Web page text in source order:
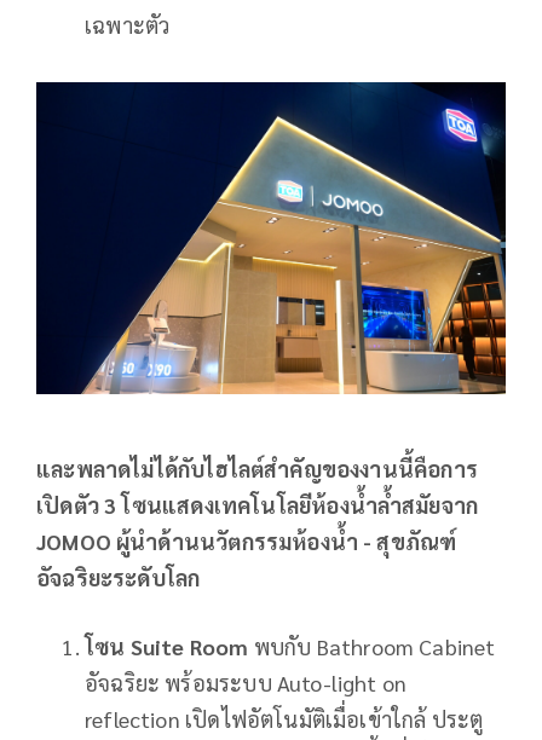
เฉพาะตัว
และพลาดไม่ได้กับไฮไลต์สำคัญของงานนี้คือการ
เปิดตัว3 โซนแสดงเทคโนโลยีห้องน้ำล้ำสมัยจาก
JOMOO ผู้นำด้านนวัตกรรมห้องน้ำ - สุขภัณฑ์
อัจฉริยะระดับโลก
โซน Suite Room พบกับ Bathroom Cabinet
อัจฉริยะ พร้อมระบบ Auto-light on
reflection เปิดไฟอัตโนมัติเมื่อเข้าใกล้ ประตู